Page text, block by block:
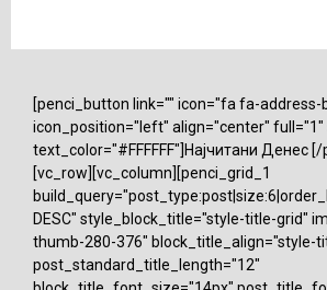
[penci_button link="" icon="fa fa-address-
icon_position="left" align="center" full="1"
text_color="#FFFFFF"]Најчитани Денес
[vc_row][vc_column][penci_grid_1
DESC" style_block_title="style-title-grid"
thumb-280-376" block_title_align="style-
post_standard_title_length="12"